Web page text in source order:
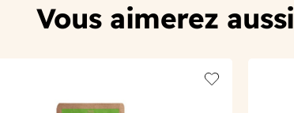
Vous aimerez aussi